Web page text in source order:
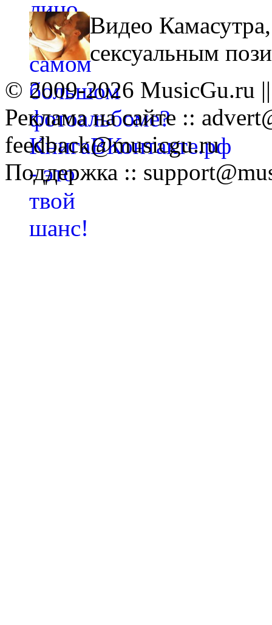
Видео
сексуальным
© 2009-2026 MusicGu.ru
Реклама на сайте ::
feedback@musicgu.ru
Поддержка ::